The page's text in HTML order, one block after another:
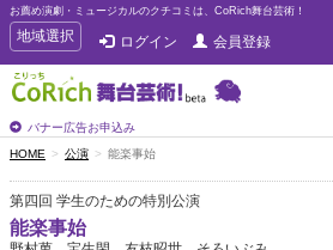
お薦め演劇・ミュージカルのクチコミは、CoRich舞台芸術！
T
o
g
g
e
n
a
v
i
g
地域選択 ログイン 会員登録
バナー広告お申込み
HOME 公演 能楽事始
第四回 学生のための特別公演
能楽事始